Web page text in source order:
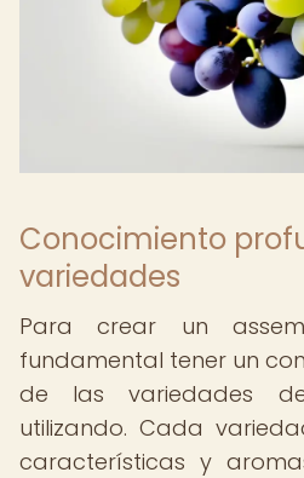
Conocimiento
variedades
Para crear un
fundamental tener un
de las variedades
utilizando. Cada
características y